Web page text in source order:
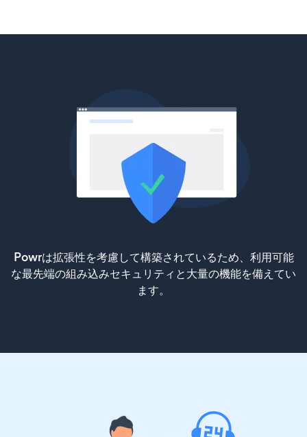
Powrは拡張性を考慮して構築されているため、利用可能
な最先端の組み込みセキュリティと大量の機能を備えてい
ます。